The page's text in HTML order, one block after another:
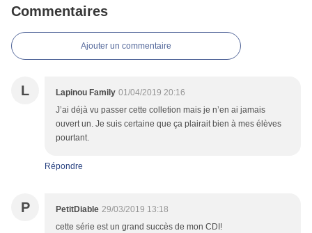
Commentaires
Ajouter un commentaire
L Lapinou Family 01/04/2019 20:16
J’ai déjà vu passer cette colletion mais je n’en ai jamais
ouvert un. Je suis certaine que ça plairait bien à mes élèves
pourtant.
Répondre
P PetitDiable 29/03/2019 13:18
cette série est un grand succès de mon CDI!